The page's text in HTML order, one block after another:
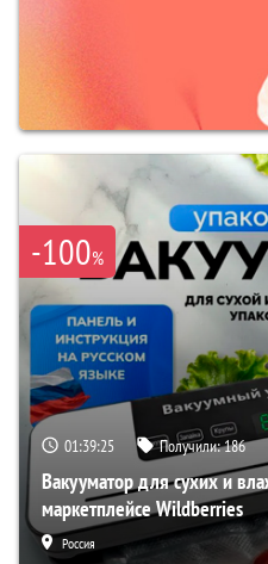
-100%
01:39:24 Получили:186
Вакууматор для сухих и
маркетплейсе Wildberries
Россия